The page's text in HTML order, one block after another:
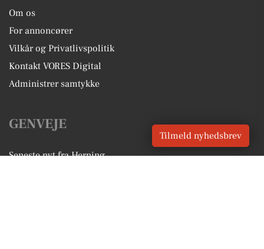
Om os
For annoncører
Vilkår og Privatlivspolitik
Kontakt VORES Digital
Administrer samtykke
GENVEJE
Seneste nyt fra Herning
Tilmeld nyhedsbrev